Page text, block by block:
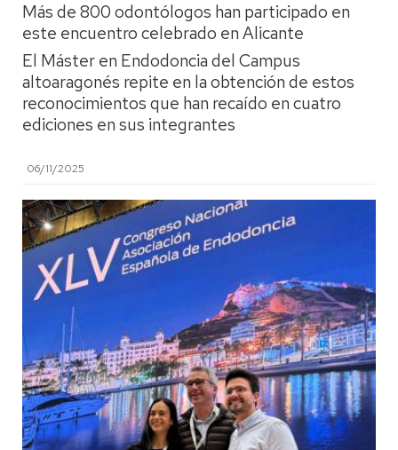
Más de 800 odontólogos han participado en
este encuentro celebrado en Alicante
El Máster en Endodoncia del Campus
altoaragonés repite en la obtención de estos
reconocimientos que han recaído en cuatro
ediciones en sus integrantes
06/11/2025